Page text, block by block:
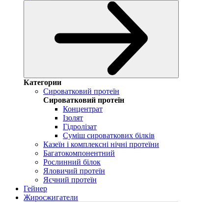
Категории
Сироватковий протеїн
Сироватковий протеїн
Концентрат
Ізолят
Гідролізат
Суміш сироваткових білків
Казеїн і комплексні нічні протеїни
Багатокомпонентний
Рослинний білок
Яловичий протеїн
Яєчний протеїн
Гейнер
Жиросжигатели